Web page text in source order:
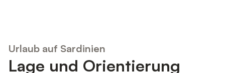
Urlaub auf Sardinien
Lage und Orientierung